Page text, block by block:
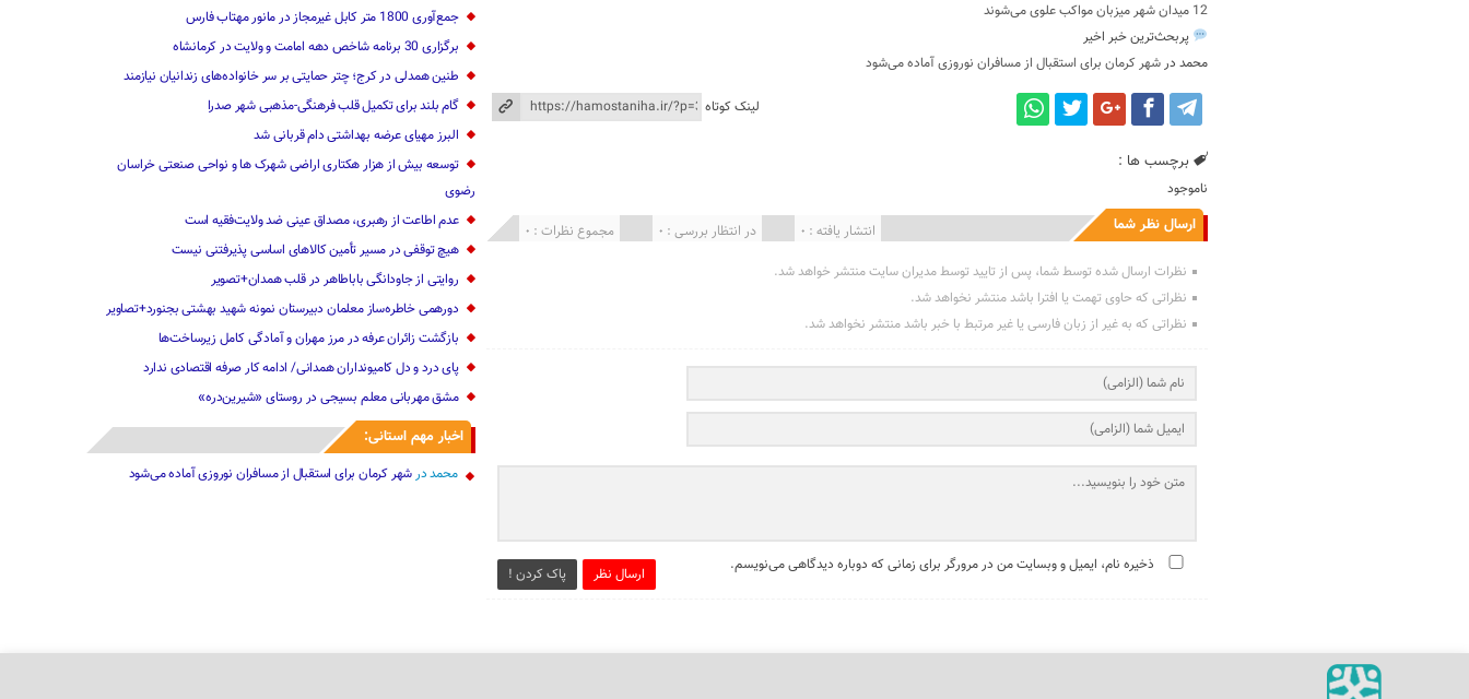
12 میدان شهر میزبان مواکب علوی می‌شوند
پربحث‌ترین خبر اخیر
محمد درشهر کرمان برای استقبال از مسافران نوروزی آماده می‌شود
لینک کوتاه
برچسب ها :
ناموجود
ارسال نظر شما مجموع نظرات : 0 در انتظار بررسی : 0 انتشار یافته : 0
نظرات ارسال شده توسط شما، پس از تایید توسط مدیران سایت منتشر خواهد شد.
نظراتی که حاوی تهمت یا افترا باشد منتشر نخواهد شد.
نظراتی که به غیر از زبان فارسی یا غیر مرتبط با خبر باشد منتشر نخواهد شد.
ارسال نظر پاک کردن ! ذخیره نام، ایمیل و وبسایت من در مرورگر برای زمانی که دوباره دیدگاهی می‌نویسم.
جمع‌آوری 1800 متر کابل غیرمجاز در مانور مهتاب فارس
‌برگزاری 30 برنامه شاخص ‌دهه امامت و ولایت در کرمانشاه
طنین همدلی در کرج؛ چتر حمایتی بر سر خانواده‌های زندانیان نیازمند
گام بلند برای تکمیل قلب فرهنگی-مذهبی شهر صدرا
البرز مهیای عرضه بهداشتی دام قربانی شد
توسعه بیش از هزار هکتاری اراضی شهرک ها و نواحی صنعتی خراسان
رضوی
عدم اطاعت از رهبری، مصداق عینی ضد ولایت‌فقیه است
هیچ توقفی در مسیر تأمین کالاهای اساسی پذیرفتنی نیست
روایتی از جاودانگی باباطاهر در قلب همدان+تصویر
دورهمی خاطره‌ساز معلمان دبیرستان نمونه شهید بهشتی بجنورد+تصاویر
بازگشت زائران عرفه در مرز مهران و آمادگی کامل زیرساخت‌ها
پای درد و دل کامیونداران همدانی/ ادامه کار صرفه اقتصادی ندارد
مشق مهربانی معلم بسیجی در روستای «شیرین‌دره»
اخبار مهم استانی:
محمددرشهر کرمان برای استقبال از مسافران نوروزی آماده می‌شود